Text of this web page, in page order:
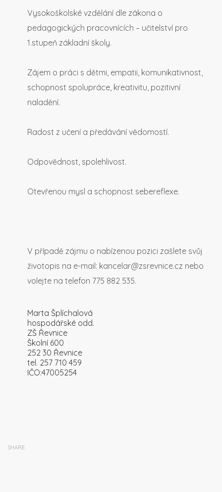
Vysokoškolské vzdělání dle zákona o
pedagogických pracovnících – učitelství pro
1.stupeň základní školy.
Zájem o práci s dětmi, empatii, komunikativnost,
schopnost spolupráce, kreativitu, pozitivní
naladění.
Radost z učení a předávání vědomostí.
Odpovědnost, spolehlivost.
Otevřenou mysl a schopnost sebereflexe.
V případě zájmu o nabízenou pozici zašlete svůj
životopis na e-mail: kancelar@zsrevnice.cz nebo
volejte na telefon 775 882 535.
Marta Šplíchalová
hospodářské odd.
ZŠ Řevnice
Školní 600
252 30 Řevnice
tel. 257 710 459
IČO:47005254
SHARE